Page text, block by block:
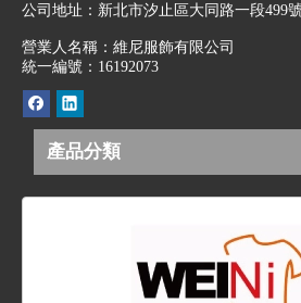
公司地址： 新北市汐止區大同路一段499
營業人名稱：維尼服飾有限公司
統一編號：16192073
產品分類